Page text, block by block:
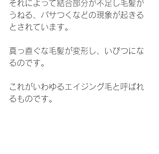
それによって結合部分が不足し毛髪が
うねる、パサつくなどの現象が起きる
とされています。
真っ直ぐな毛髪が変形し、いびつにな
るのです。
これがいわゆるエイジング毛と呼ばれ
るものです。